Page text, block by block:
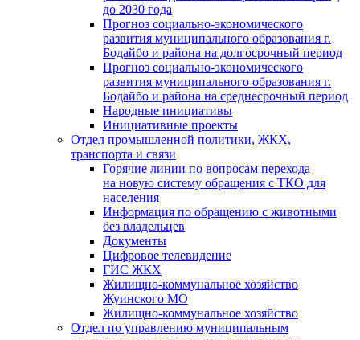
до 2030 года
Прогноз социально-экономического
развития муниципального образования г.
Бодайбо и района на долгосрочный период
Прогноз социально-экономического
развития муниципального образования г.
Бодайбо и района на среднесрочный период
Народные инициативы
Инициативные проекты
Отдел промышленной политики, ЖКХ,
транспорта и связи
Горячие линии по вопросам перехода
на новую систему обращения с ТКО для
населения
Информация по обращению с животными
без владельцев
Документы
Цифровое телевидение
ГИС ЖКХ
Жилищно-коммунальное хозяйство
Жуинского МО
Жилищно-коммунальное хозяйство
Отдел по управлению муниципальным